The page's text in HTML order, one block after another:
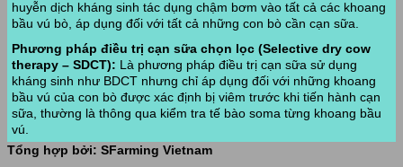
huyễn dịch kháng sinh tác dụng chậm bơm vào tất cả các khoang
bầu vú bò, áp dụng đối với tất cả những con bò cần cạn sữa.
Phương pháp điều trị cạn sữa chọn lọc (Selective dry cow
therapy – SDCT): Là phương pháp điều trị cạn sữa sử dụng
kháng sinh như BDCT nhưng chỉ áp dụng đối với những khoang
bầu vú của con bò được xác định bị viêm trước khi tiến hành cạn
sữa, thường là thông qua kiểm tra tế bào soma từng khoang bầu
vú.
Tổng hợp bởi: SFarming Vietnam